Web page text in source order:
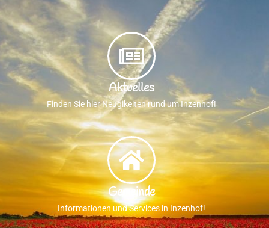
Aktuelles
Finden Sie hier Neugikeiten rund um Inzenhof!
Gemeinde
Informationen und Services in Inzenhof!